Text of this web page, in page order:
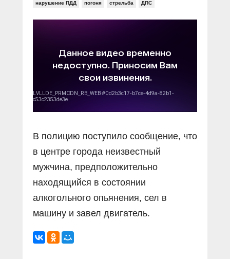
Социальные ролики
Документальные фильмы
Прямой разговор
В знании сила
КиберПОСТОВОЙ
О ПОРТАЛЕ
нарушение ПДД погоня стрельба ДПС
В полицию поступило сообщение, что
в центре города неизвестный
мужчина, предположительно
находящийся в состоянии
алкогольного опьянения, сел в
машину и завел двигатель.